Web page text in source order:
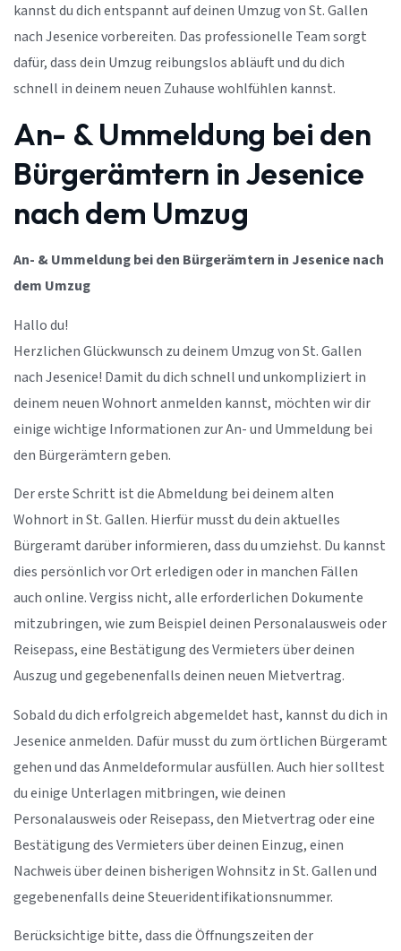
kannst du dich entspannt auf deinen Umzug von St. Gallen
nach Jesenice vorbereiten. Das professionelle Team sorgt
dafür, dass dein Umzug reibungslos abläuft und du dich
schnell in deinem neuen Zuhause wohlfühlen kannst.
An- & Ummeldung bei den
Bürgerämtern in Jesenice
nach dem Umzug
An- & Ummeldung bei den Bürgerämtern in Jesenice nach
dem Umzug
Hallo du!
Herzlichen Glückwunsch zu deinem Umzug von St. Gallen
nach Jesenice! Damit du dich schnell und unkompliziert in
deinem neuen Wohnort anmelden kannst, möchten wir dir
einige wichtige Informationen zur An- und Ummeldung bei
den Bürgerämtern geben.
Der erste Schritt ist die Abmeldung bei deinem alten
Wohnort in St. Gallen. Hierfür musst du dein aktuelles
Bürgeramt darüber informieren, dass du umziehst. Du kannst
dies persönlich vor Ort erledigen oder in manchen Fällen
auch online. Vergiss nicht, alle erforderlichen Dokumente
mitzubringen, wie zum Beispiel deinen Personalausweis oder
Reisepass, eine Bestätigung des Vermieters über deinen
Auszug und gegebenenfalls deinen neuen Mietvertrag.
Sobald du dich erfolgreich abgemeldet hast, kannst du dich in
Jesenice anmelden. Dafür musst du zum örtlichen Bürgeramt
gehen und das Anmeldeformular ausfüllen. Auch hier solltest
du einige Unterlagen mitbringen, wie deinen
Personalausweis oder Reisepass, den Mietvertrag oder eine
Bestätigung des Vermieters über deinen Einzug, einen
Nachweis über deinen bisherigen Wohnsitz in St. Gallen und
gegebenenfalls deine Steueridentifikationsnummer.
Berücksichtige bitte, dass die Öffnungszeiten der